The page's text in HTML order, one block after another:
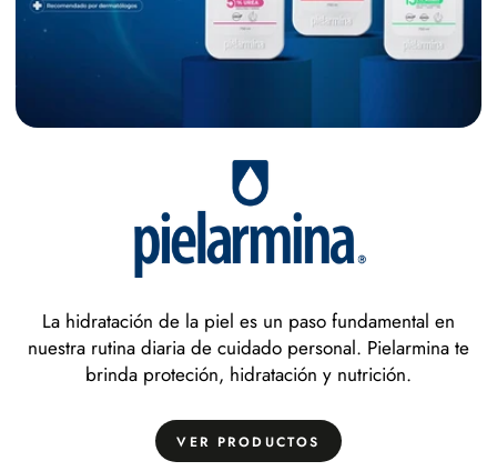
La hidratación de la piel es un paso fundamental en
nuestra rutina diaria de cuidado personal. Pielarmina te
brinda proteción, hidratación y nutrición.
VER PRODUCTOS